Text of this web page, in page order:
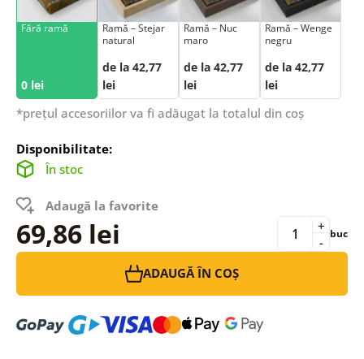
Fără ramă
0 lei
Ramă – Stejar
natural
de la 42,77
lei
Ramă – Nuc
maro
de la 42,77
lei
Ramă – Wenge
negru
de la 42,77
lei
*prețul accesoriilor va fi adăugat la totalul din coș
Disponibilitate:
În stoc
Adaugă la favorite
69,86 lei -
+ buc
ADAUGĂ ÎN COȘ